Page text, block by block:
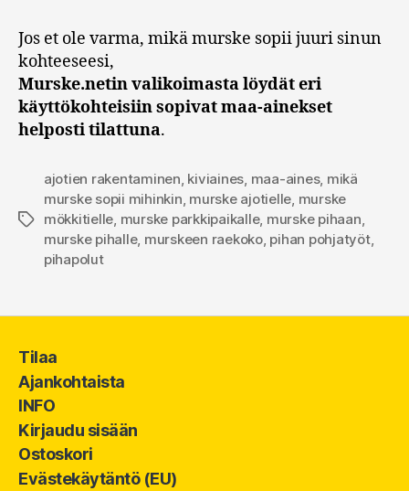
Jos et ole varma, mikä murske sopii juuri sinun
kohteeseesi,
Murske.netin valikoimasta löydät eri
käyttökohteisiin sopivat maa-ainekset
helposti tilattuna.
Avainsanat
ajotien rakentaminen kiviaines maa-aines, mikä
murske sopii mihinkin murske ajotielle murske
mökkitielle murske parkkipaikalle, murske pihaan
murske pihalle, murskeen raekoko, pihan pohjatyöt,
pihapolut
Tilaa
Ajankohtaista
INFO
Kirjaudu sisään
Ostoskori
Evästekäytäntö (EU)